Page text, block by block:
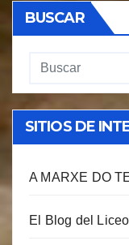
BUSCAR
SITIOS DE
A MARXE DO
El Blog del Liceo